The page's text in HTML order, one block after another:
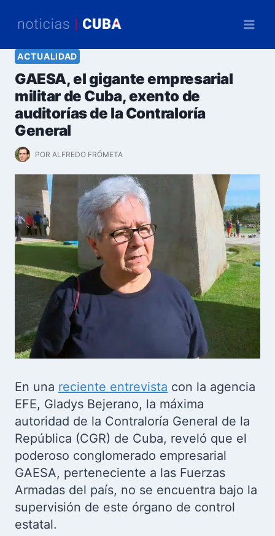
ACTUALIDAD
GAESA, el gigante empresarial
militar de Cuba, exento de
auditorías de la Contraloría
General
POR ALFREDO FRÓMETA
En una reciente entrevista con la agencia
EFE, Gladys Bejerano, la máxima
autoridad de la Contraloría General de la
República (CGR) de Cuba, reveló que el
poderoso conglomerado empresarial
GAESA, perteneciente a las Fuerzas
Armadas del país, no se encuentra bajo la
supervisión de este órgano de control
estatal.